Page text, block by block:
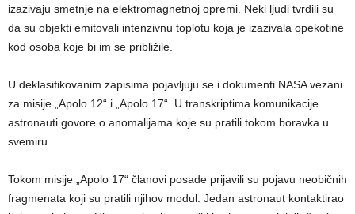
izazivaju smetnje na elektromagnetnoj opremi. Neki ljudi tvrdili su
da su objekti emitovali intenzivnu toplotu koja je izazivala opekotine
kod osoba koje bi im se približile.
U deklasifikovanim zapisima pojavljuju se i dokumenti NASA vezani
za misije „Apolo 12“ i „Apolo 17“. U transkriptima komunikacije
astronauti govore o anomalijama koje su pratili tokom boravka u
svemiru.
Tokom misije „Apolo 17“ članovi posade prijavili su pojavu neobičnih
fragmenata koji su pratili njihov modul. Jedan astronaut kontaktirao